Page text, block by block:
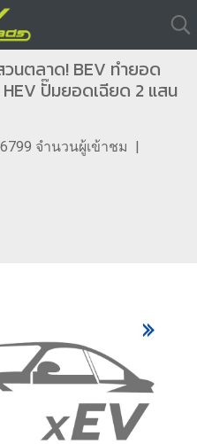
นตลาด! BEV ทำยอด
ปั๊มยอดเฉียด 2 แสน
6799 จำนวนผู้เข้าชม |